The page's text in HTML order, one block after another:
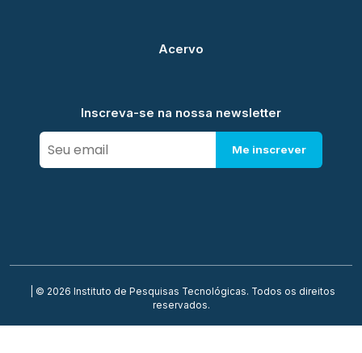
Acervo
Inscreva-se na nossa newsletter
Me inscrever
| © 2026 Instituto de Pesquisas Tecnológicas. Todos os direitos
reservados.